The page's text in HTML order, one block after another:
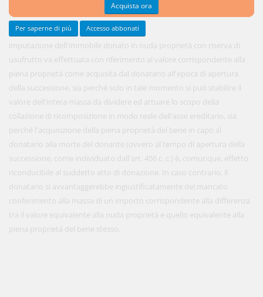
imputazione dell'immobile donato in nuda proprietà con riserva di
usufrutto va effettuata con riferimento al valore corrispondente alla
piena proprietà come acquisita dal donatario all'epoca di apertura
della successione, sia perché solo in tale momento si può stabilire il
valore dell'intera massa da dividere ed attuare lo scopo della
collazione di ricomposizione in modo reale dell'asse ereditario, sia
perché l'acquisizione della piena proprietà del bene in capo al
donatario alla morte del donante (ovvero al tempo di apertura della
successione, come individuato dall'art. 456 c. c.) è, comunque, effetto
riconducibile al suddetto atto di donazione. In caso contrario, il
donatario si avvantaggerebbe ingiustificatamente del mancato
conferimento alla massa di un importo corrispondente alla differenza
tra il valore equivalente alla nuda proprietà e quello equivalente alla
piena proprietà del bene stesso.
Acquista ora
Per saperne di più Accesso abbonati